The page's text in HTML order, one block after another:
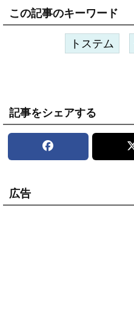
この記事のキーワード
トステム
記事をシェアする
広告